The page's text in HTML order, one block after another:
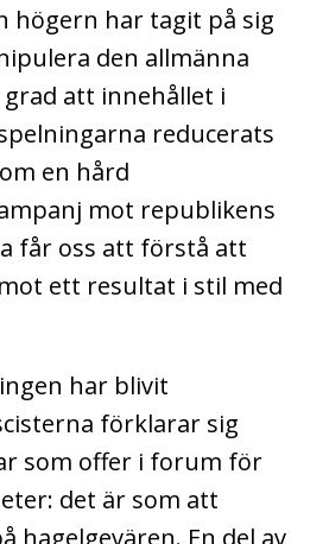
högern har tagit på sig
den allmänna
att innehållet i
reducerats
en hård
mot republikens
får oss att förstå att
ett resultat i stil med
har blivit
förklarar sig
som offer i forum för
det är som att